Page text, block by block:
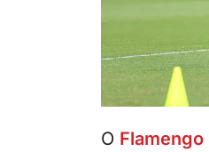
O Flamengo